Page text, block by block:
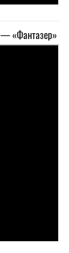
— «Фантазер»